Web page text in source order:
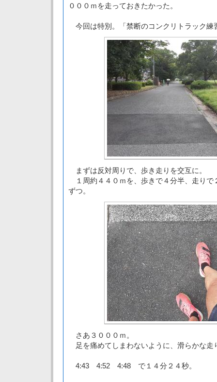
０００ｍを走っておきたかった。
今回は特別。「禁断のコンクリトラック練
まずは反対周りで、歩き走りを交互に。
１周約４４０ｍを、歩きで４分半、走りで
ずつ。
さあ３０００ｍ。
足を痛めてしまわないように、滑らかな走
4:43 4:52 4:48 で１４分２４秒。